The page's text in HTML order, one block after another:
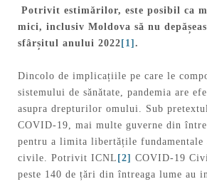
Potrivit estimărilor, este posibil ca
mici, inclusiv Moldova să nu
sfârșitul anului 2022[1].
Dincolo de implicațiile pe care le
sistemului de sănătate, pandemia are
asupra drepturilor omului. Sub
COVID-19, mai multe guverne din
pentru a limita libertățile
civile. Potrivit ICNL [2] COVID-19
peste 140 de țări din întreaga lume au